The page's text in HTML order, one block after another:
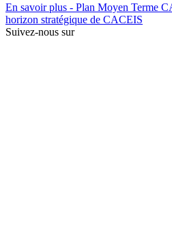
En savoir plus - Plan Moyen Terme
horizon stratégique de CACEIS
Suivez-nous sur